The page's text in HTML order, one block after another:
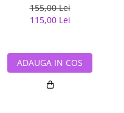
155,00 Lei
115,00 Lei
ADAUGA IN COS